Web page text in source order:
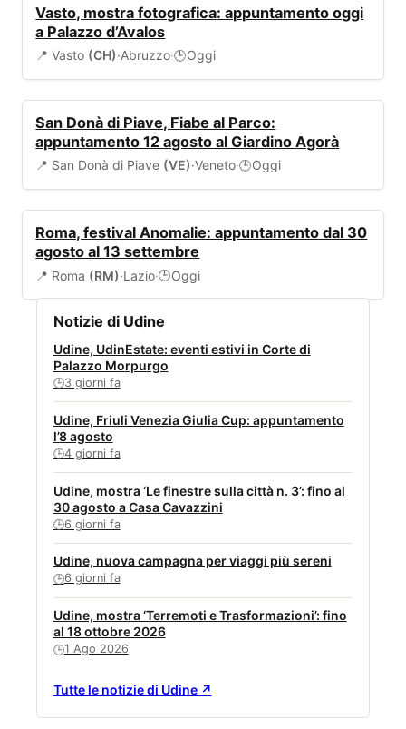
Vasto, mostra fotografica: appuntamento oggi
a Palazzo d’Avalos
📍 Vasto (CH)·Abruzzo·🕒Oggi
San Donà di Piave, Fiabe al Parco:
appuntamento 12 agosto al Giardino Agorà
📍 San Donà di Piave (VE)·Veneto·🕒Oggi
Roma, festival Anomalie: appuntamento dal 30
agosto al 13 settembre
📍 Roma (RM)·Lazio·🕒Oggi
Notizie di Udine
Udine, UdinEstate: eventi estivi in Corte di
Palazzo Morpurgo
🕒3 giorni fa
Udine, Friuli Venezia Giulia Cup: appuntamento
l’8 agosto
🕒4 giorni fa
Udine, mostra ‘Le finestre sulla città n. 3’: fino al
30 agosto a Casa Cavazzini
🕒6 giorni fa
Udine, nuova campagna per viaggi più sereni
🕒6 giorni fa
Udine, mostra ‘Terremoti e Trasformazioni’: fino
al 18 ottobre 2026
🕒1 Ago 2026
Tutte le notizie di Udine ↗